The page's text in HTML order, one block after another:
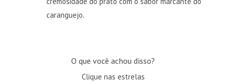
caranguejo.
O que você achou disso?
Clique nas estrelas